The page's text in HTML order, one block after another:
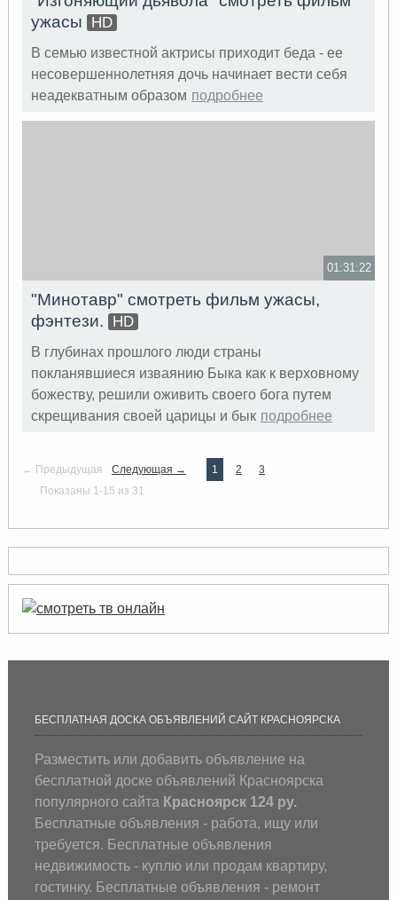
ужасы
HD
В семью известной актрисы приходит беда - ее
несовершеннолетняя дочь начинает вести себя
неадекватным образом подробнее
01:31:22
"Минотавр" смотреть фильм ужасы,
фэнтези.
HD
В глубинах прошлого люди страны
покланявшиеся изваянию Быка как к верховному
божеству, решили оживить своего бога путем
скрещивания своей царицы и бык подробнее
← Предыдущая Следующая → 1 2
3
Показаны 1-15 из 31
БЕСПЛАТНАЯ ДОСКА ОБЪЯВЛЕНИЙ САЙТ КРАСНОЯРСКА
Разместить или добавить объявление на
бесплатной доске объявлений Красноярска
популярного сайта Красноярск 124 ру.
Бесплатные объявления - работа, ищу или
требуется. Бесплатные объявления
недвижимость - куплю или продам квартиру,
гостинку. Бесплатные объявления - ремонт